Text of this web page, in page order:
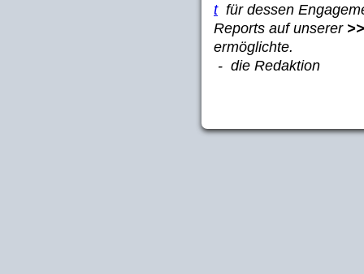
tfür dessen
Reports auf unserer >>
ermöglichte.
- die Redaktion